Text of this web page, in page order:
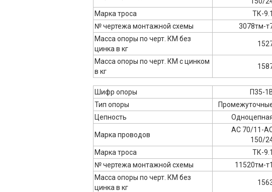
Марка троса
ТК-9.1
№ чертежа монтажной схемы
3078тм-
Масса опоры по черт. КМ без
цинка в кг
Масса опоры по черт. КМ с цинком
в кг
Шифр опоры
П35-
Тип опоры
Цепность
Марка проводов
АС 70/11-
150/
Марка троса
ТК-9.1
№ чертежа монтажной схемы
11520тм-т1
Масса опоры по черт. КМ без
цинка в кг